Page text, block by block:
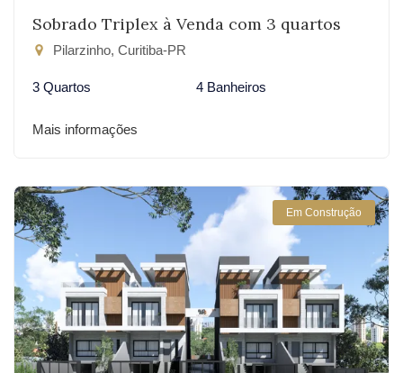
Sobrado Triplex à Venda com 3 quartos
Pilarzinho, Curitiba-PR
3 Quartos 4 Banheiros
Mais informações
Em Construção